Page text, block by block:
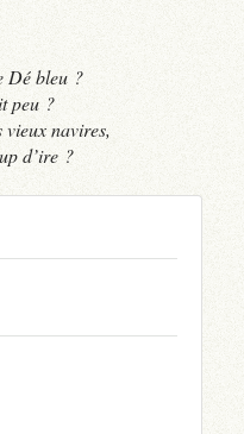
Dé bleu ?
peu ?
vieux navires,
d’ire ?